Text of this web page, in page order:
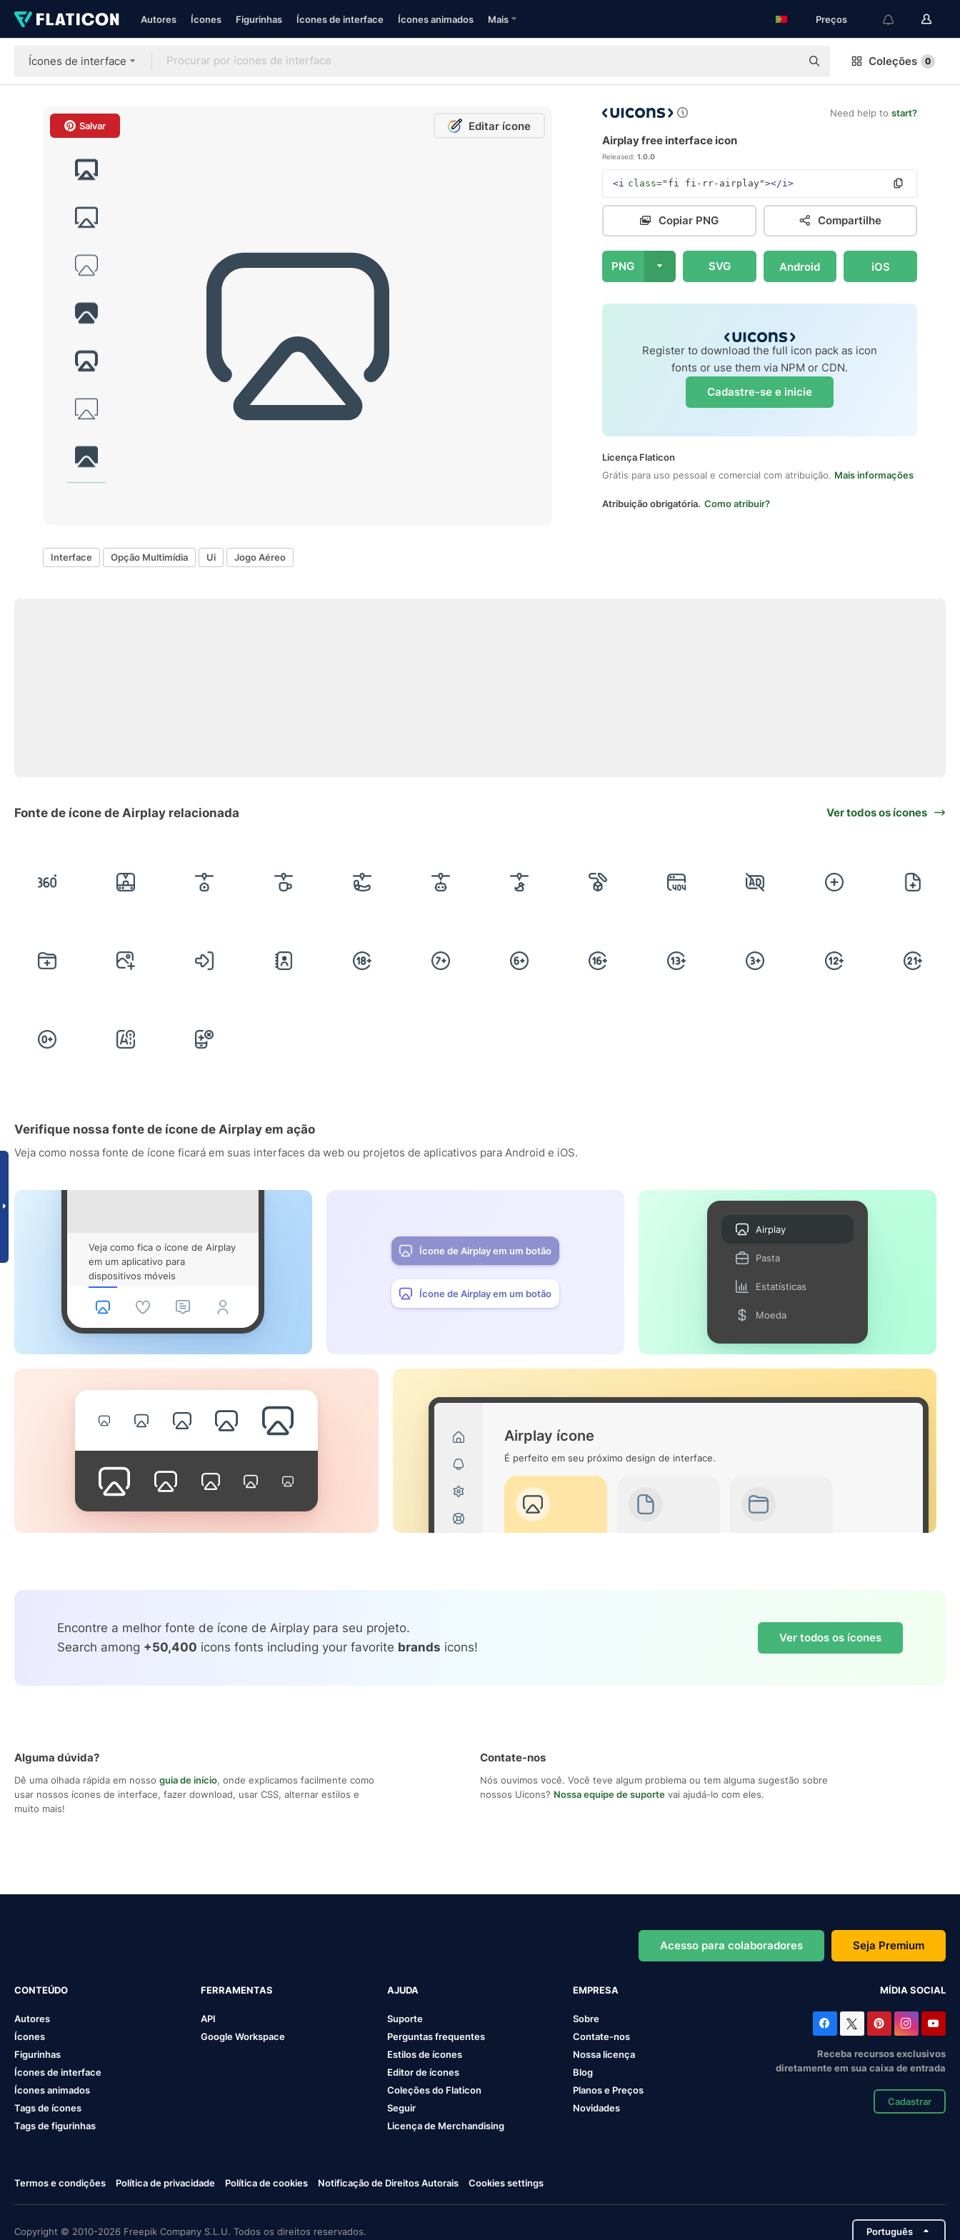
Autores Ícones Figurinhas Ícones de interface Ícones animados Mais Preços
Ícones de interface Coleções 0
Salvar Editar ícone
Need help to start?
Airplay free interface icon
Released: 1.0.0
<i class="fi fi-rr-airplay"></i>
Copiar PNG Compartilhe
PNG SVG Android iOS
Register to download the full icon pack as icon
fonts or use them via NPM or CDN.
Cadastre-se e inicie
Licença Flaticon
Grátis para uso pessoal e comercial com atribuição. Mais informações
Atribuição obrigatória. Como atribuir?
Interface Opção Multimídia Ui Jogo Aéreo
Fonte de ícone de Airplay relacionada Ver todos os ícones
Verifique nossa fonte de ícone de Airplay em ação
Veja como nossa fonte de ícone ficará em suas interfaces da web ou projetos de aplicativos para Android e iOS.
Veja como fica o ícone de Airplay
em um aplicativo para
dispositivos móveis
Ícone de Airplay em um botão
Ícone de Airplay em um botão
Airplay
Pasta
Estatísticas
Moeda
Airplay ícone
É perfeito em seu próximo design de interface.
Encontre a melhor fonte de ícone de Airplay para seu projeto.
Search among +50,400 icons fonts including your favorite brands icons!
Ver todos os ícones
Alguma dúvida?
Dê uma olhada rápida em nosso guia de início, onde explicamos facilmente como
usar nossos ícones de interface, fazer download, usar CSS, alternar estilos e
muito mais!
Contate-nos
Nós ouvimos você. Você teve algum problema ou tem alguma sugestão sobre
nossos Uicons? Nossa equipe de suporte vai ajudá-lo com eles.
Acesso para colaboradores Seja Premium
CONTEÚDO
Autores
Ícones
Figurinhas
Ícones de interface
Ícones animados
Tags de ícones
Tags de figurinhas
FERRAMENTAS
API
Google Workspace
AJUDA
Suporte
Perguntas frequentes
Estilos de ícones
Editor de ícones
Coleções do Flaticon
Seguir
Licença de Merchandising
EMPRESA
Sobre
Contate-nos
Nossa licença
Blog
Planos e Preços
Novidades
MÍDIA SOCIAL
Receba recursos exclusivos
diretamente em sua caixa de entrada
Cadastrar
Termos e condições Política de privacidade Política de cookies Notificação de Direitos Autorais Cookies settings
Copyright © 2010-2026 Freepik Company S.L.U. Todos os direitos reservados. Português